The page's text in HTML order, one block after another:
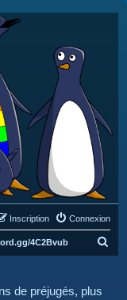
Connexion
Inscription
4C2Bvub
de préjugés, plus